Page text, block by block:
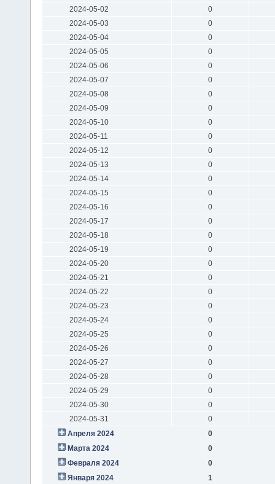
2024-05-02
0
2024-05-03
0
2024-05-04
0
2024-05-05
0
2024-05-06
0
2024-05-07
0
2024-05-08
0
2024-05-09
0
2024-05-10
0
2024-05-11
0
2024-05-12
0
2024-05-13
0
2024-05-14
0
2024-05-15
0
2024-05-16
0
2024-05-17
0
2024-05-18
0
2024-05-19
0
2024-05-20
0
2024-05-21
0
2024-05-22
0
2024-05-23
0
2024-05-24
0
2024-05-25
0
2024-05-26
0
2024-05-27
0
2024-05-28
0
2024-05-29
0
2024-05-30
0
2024-05-31
0
Апреля 2024
0
Марта 2024
0
Февраля 2024
0
Января 2024
1